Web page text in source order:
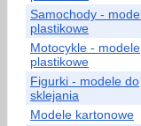
Samochody -
plastikowe
Motocykle - modele
plastikowe
Figurki - modele do
sklejania
Modele kartonowe